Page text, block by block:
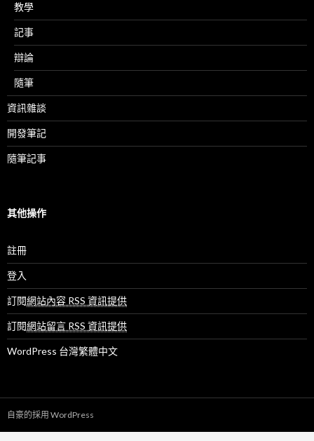
教學
記事
辯論
隨筆
資訊雜談
開發筆記
隨筆記事
其他操作
註冊
登入
訂閱網站內容 RSS 資訊提供
訂閱網站留言 RSS 資訊提供
WordPress 台灣繁體中文
自豪的採用 WordPress